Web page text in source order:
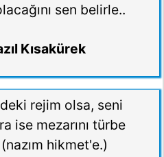
sen belirle..
Kısakürek
rejim olsa, seni
ise mezarını türbe
(nazım hikmet'e.)